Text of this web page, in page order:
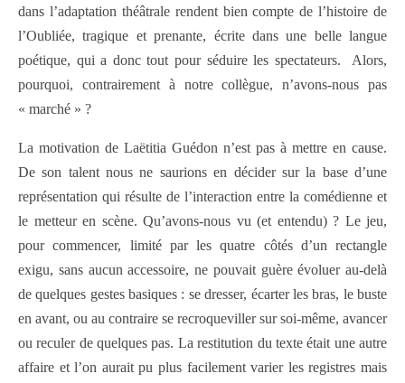
dans l’adaptation théâtrale rendent bien compte de l’histoire de
l’Oubliée, tragique et prenante, écrite dans une belle langue
poétique, qui a donc tout pour séduire les spectateurs. Alors,
pourquoi, contrairement à notre collègue, n’avons-nous pas
« marché » ?
La motivation de Laëtitia Guédon n’est pas à mettre en cause.
De son talent nous ne saurions en décider sur la base d’une
représentation qui résulte de l’interaction entre la comédienne et
le metteur en scène. Qu’avons-nous vu (et entendu) ? Le jeu,
pour commencer, limité par les quatre côtés d’un rectangle
exigu, sans aucun accessoire, ne pouvait guère évoluer au-delà
de quelques gestes basiques : se dresser, écarter les bras, le buste
en avant, ou au contraire se recroqueviller sur soi-même, avancer
ou reculer de quelques pas. La restitution du texte était une autre
affaire et l’on aurait pu plus facilement varier les registres mais